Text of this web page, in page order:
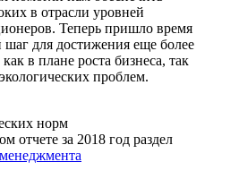
в отрасли уровней
Теперь пришло время
для достижения еще более
в плане роста бизнеса, так
проблем.
норм
отчете за 2018 год раздел